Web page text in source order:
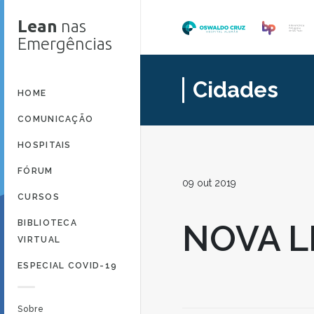
Lean nas
Emergências
HOME
COMUNICAÇÃO
HOSPITAIS
FÓRUM
CURSOS
BIBLIOTECA
VIRTUAL
ESPECIAL COVID-19
Sobre
Cidades
09 out 2019
NOVA